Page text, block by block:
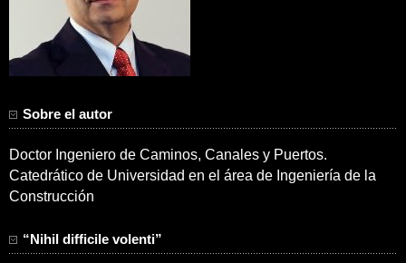
Sobre el autor
Doctor Ingeniero de Caminos, Canales y Puertos.
Catedrático de Universidad en el área de Ingeniería de la
Construcción
“Nihil difficile volenti”